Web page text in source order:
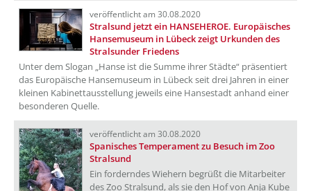
veröffentlicht am 30.08.2020
Stralsund jetzt ein HANSEHEROE. Europäisches
Hansemuseum in Lübeck zeigt Urkunden des
Stralsunder Friedens
Unter dem Slogan „Hanse ist die Summe ihrer Städte“ präsentiert
das Europäische Hansemuseum in Lübeck seit drei Jahren in einer
kleinen Kabinettausstellung jeweils eine Hansestadt anhand einer
besonderen Quelle.
veröffentlicht am 30.08.2020
Spanisches Temperament zu Besuch im Zoo
Stralsund
Ein forderndes Wiehern begrüßt die Mitarbeiter
des Zoo Stralsund, als sie den Hof von Anja Kube